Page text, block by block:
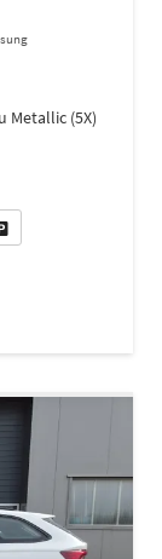
Metallic (5X)
Fahrzeugexposé